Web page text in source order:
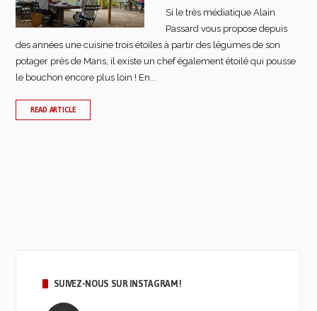
Si le très médiatique Alain
Passard vous propose depuis
des années une cuisine trois étoiles à partir des légumes de son
potager près de Mans, il existe un chef également étoilé qui pousse
le bouchon encore plus loin ! En...
READ ARTICLE
SUIVEZ-NOUS SUR INSTAGRAM !